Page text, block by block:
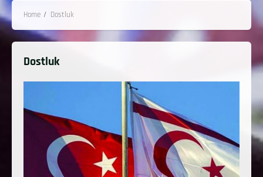
Home Dostluk
Dostluk